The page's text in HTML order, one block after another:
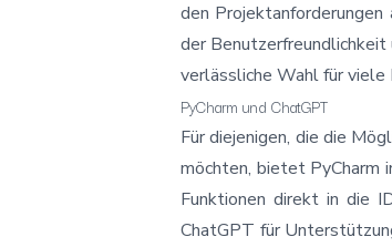
den
der
verlässliche Wahl für
PyCharm und ChatGPT
Für diejenigen, die die
möchten, bietet PyCharm
Funktionen direkt in die
ChatGPT für